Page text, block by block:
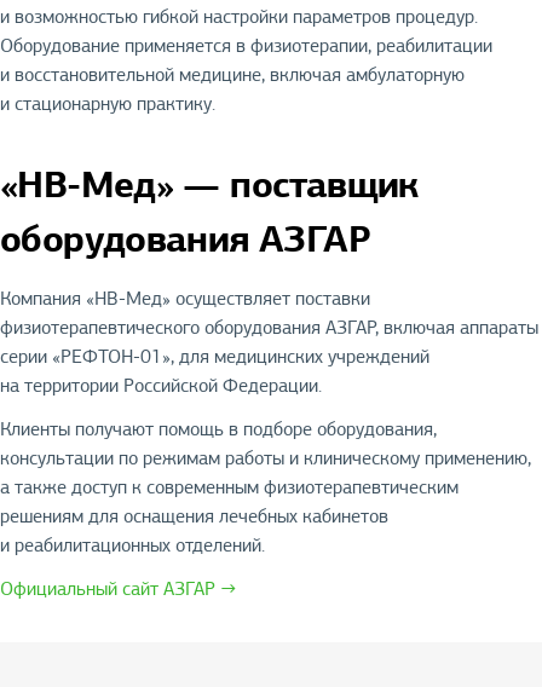
и возможностью гибкой настройки параметров процедур.
Оборудование применяется в физиотерапии, реабилитации
и восстановительной медицине, включая амбулаторную
и стационарную практику.
«НВ-Мед» — поставщик
оборудования АЗГАР
Компания «НВ-Мед» осуществляет поставки
физиотерапевтического оборудования АЗГАР, включая аппараты
серии «РЕФТОН-01», для медицинских учреждений
на территории Российской Федерации.
Клиенты получают помощь в подборе оборудования,
консультации по режимам работы и клиническому применению,
а также доступ к современным физиотерапевтическим
решениям для оснащения лечебных кабинетов
и реабилитационных отделений.
Официальный сайт АЗГАР →